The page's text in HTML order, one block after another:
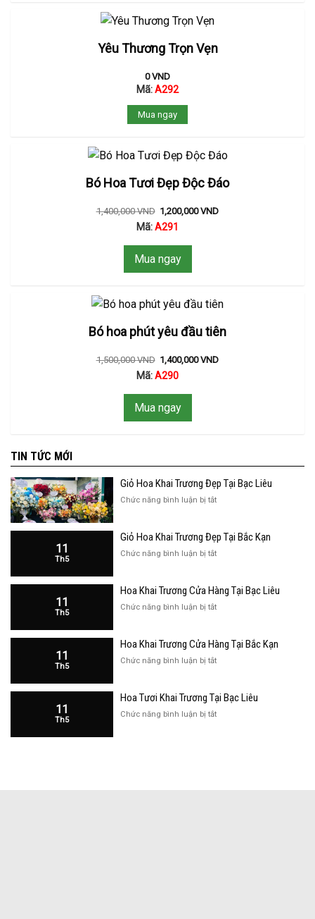
Yêu Thương Trọn Vẹn
0VND
Mã:A292
Mua ngay
Bó Hoa Tươi Đẹp Độc Đáo
1,400,000VND 1,200,000VND
Mã:A291
Mua ngay
Bó hoa phút yêu đầu tiên
1,500,000VND 1,400,000VND
Mã:A290
Mua ngay
TIN TỨC MỚI
Giỏ Hoa Khai Trương Đẹp Tại Bạc Liêu
Chức năng bình luận bị tắtở
Khai
Đẹp
Liêu
11
Th5
Giỏ Hoa Khai Trương Đẹp Tại Bắc Kạn
Chức năng bình luận bị tắtở
Khai
Đẹp
Kạn
11
Th5
Hoa Khai Trương Cửa Hàng Tại Bạc Liêu
Chức năng bình luận bị tắtở
Trương
Hàng
Liêu
11
Th5
Hoa Khai Trương Cửa Hàng Tại Bắc Kạn
Chức năng bình luận bị tắtở
Trương
Hàng
11
Th5
Hoa Tươi Khai Trương Tại Bạc Liêu
Chức năng bình luận bị tắtở